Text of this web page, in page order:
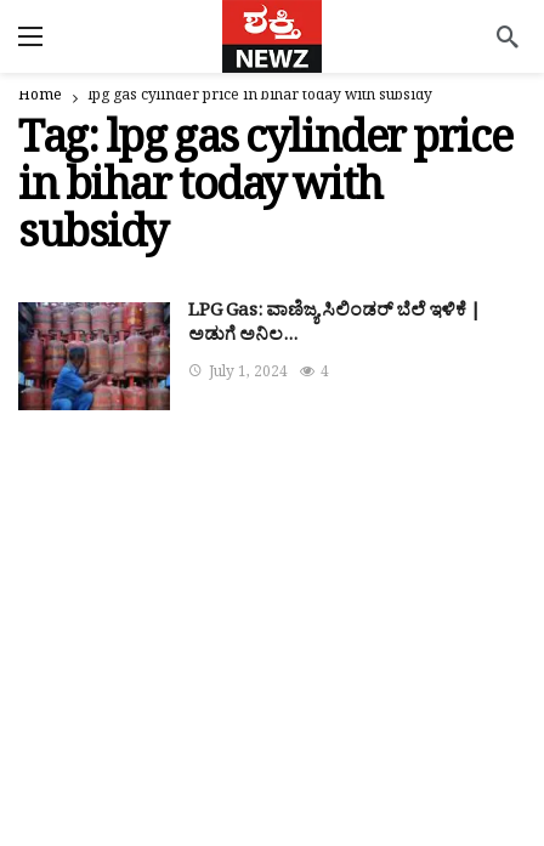
Home lpg gas cylinder price in bihar today with subsidy
Tag:lpg gas cylinder price
in bihar today with
subsidy
LPG Gas: ವಾಣಿಜ್ಯ ಸಿಲಿಂಡರ್ ಬೆಲೆ ಇಳಿಕೆ |
ಅಡುಗೆ ಅನಿಲ…
July 1, 2024 4